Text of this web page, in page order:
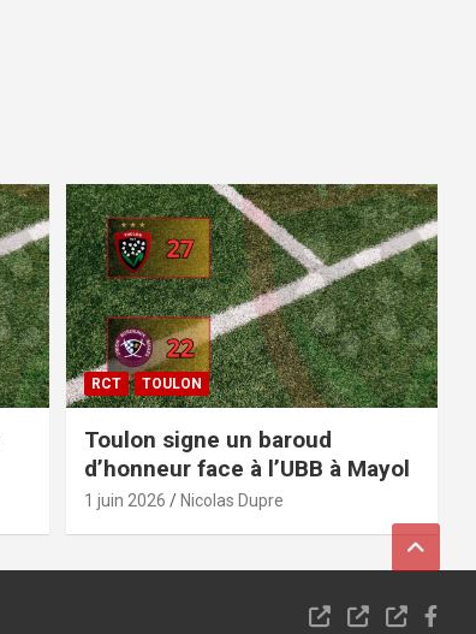
RCT TOULON
Toulon signe un baroud
d’honneur face à l’UBB à Mayol
1 juin 2026 Nicolas Dupre